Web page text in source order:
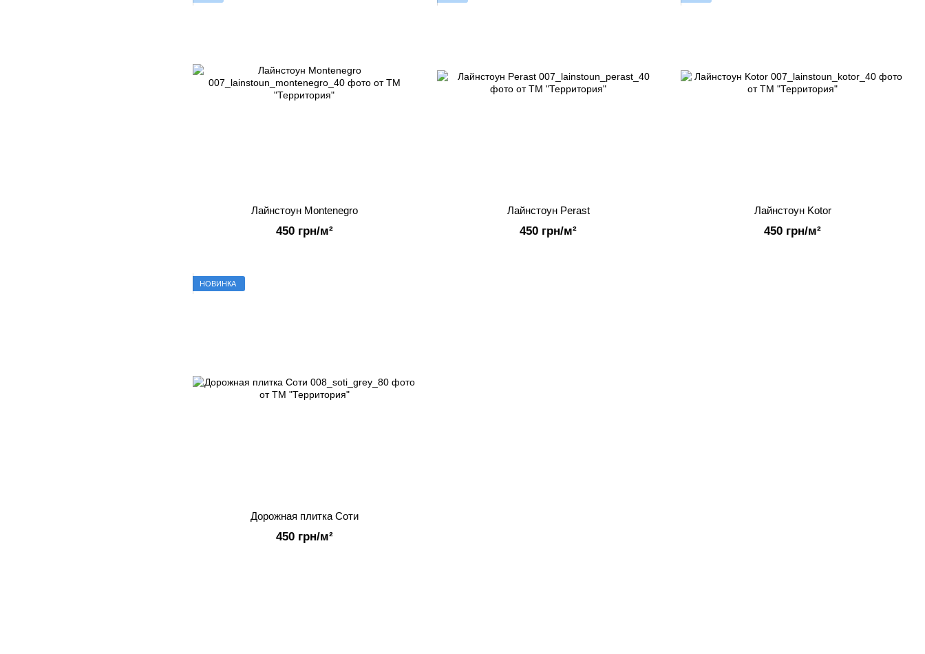
Лайнстоун Montenegro
450 грн/м²
Лайнстоун Perast
450 грн/м²
Лайнстоун Kotor
450 грн/м²
НОВИНКА
Дорожная плитка Соти
450 грн/м²